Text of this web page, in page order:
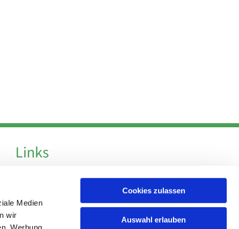
Medien
wir
Cookies zulassen
Auswahl erlauben
Links
Impressum